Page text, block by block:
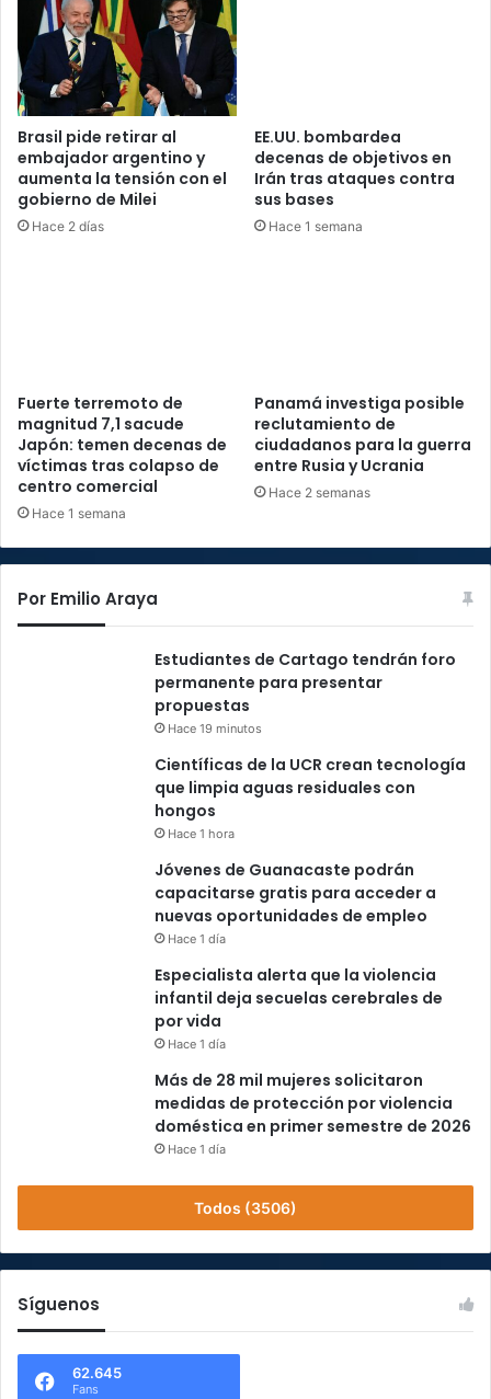
Brasil pide retirar al
embajador argentino y
aumenta la tensión con el
gobierno de Milei
Hace 2 días
EE.UU. bombardea
decenas de objetivos en
Irán tras ataques contra
sus bases
Hace 1 semana
Fuerte terremoto de
magnitud 7,1 sacude
Japón: temen decenas de
víctimas tras colapso de
centro comercial
Hace 1 semana
Panamá investiga posible
reclutamiento de
ciudadanos para la guerra
entre Rusia y Ucrania
Hace 2 semanas
Por Emilio Araya
Estudiantes de Cartago tendrán foro
permanente para presentar
propuestas
Hace 19 minutos
Científicas de la UCR crean tecnología
que limpia aguas residuales con
hongos
Hace 1 hora
Jóvenes de Guanacaste podrán
capacitarse gratis para acceder a
nuevas oportunidades de empleo
Hace 1 día
Especialista alerta que la violencia
infantil deja secuelas cerebrales de
por vida
Hace 1 día
Más de 28 mil mujeres solicitaron
medidas de protección por violencia
doméstica en primer semestre de 2026
Hace 1 día
Todos (3506)
Síguenos
62.645
Fans